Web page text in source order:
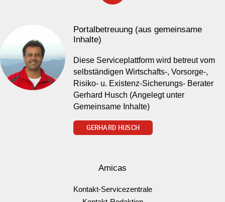
Portalbetreuung (aus gemeinsame
Inhalte)
Diese Serviceplattform wird betreut vom
selbständigen Wirtschafts-, Vorsorge-,
Risiko- u. Existenz-Sicherungs- Berater
Gerhard Husch (Angelegt unter
Gemeinsame Inhalte)
GERHARD HUSCH
Amicas
Kontakt-Servicezentrale